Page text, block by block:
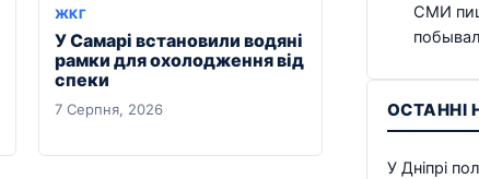
ЖКГ
У Самарі встановили водяні
рамки для охолодження від
спеки
7 Серпня, 2026
СМИ
ОСТАННІ
У Дніпрі